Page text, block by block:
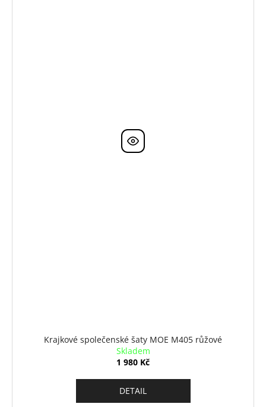
Krajkové společenské šaty MOE M405 růžové
Skladem
1 980 Kč
DETAIL